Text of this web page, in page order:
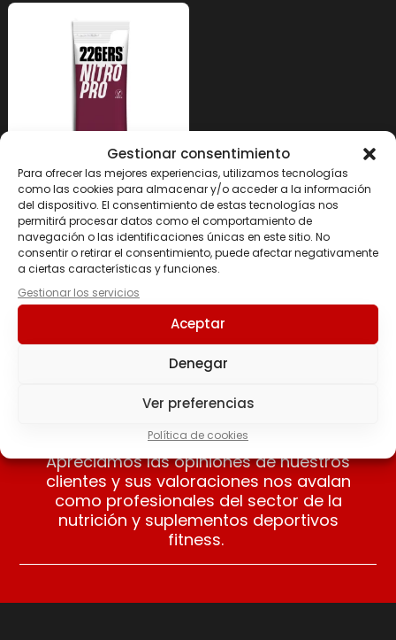
Gestionar consentimiento
Para ofrecer las mejores experiencias, utilizamos tecnologías
como las cookies para almacenar y/o acceder a la información
del dispositivo. El consentimiento de estas tecnologías nos
permitirá procesar datos como el comportamiento de
navegación o las identificaciones únicas en este sitio. No
consentir o retirar el consentimiento, puede afectar negativamente
a ciertas características y funciones.
Gestionar los servicios
Aceptar
Denegar
Ver preferencias
Política de cookies
NITRO PRO BEETROOT
– 400mg de nitratos
naturales
2.85€-55.00€
Seleccionar
Nuestros clientes opinan
Apreciamos las opiniones de nuestros
clientes y sus valoraciones nos avalan
como profesionales del sector de la
nutrición y suplementos deportivos
fitness.